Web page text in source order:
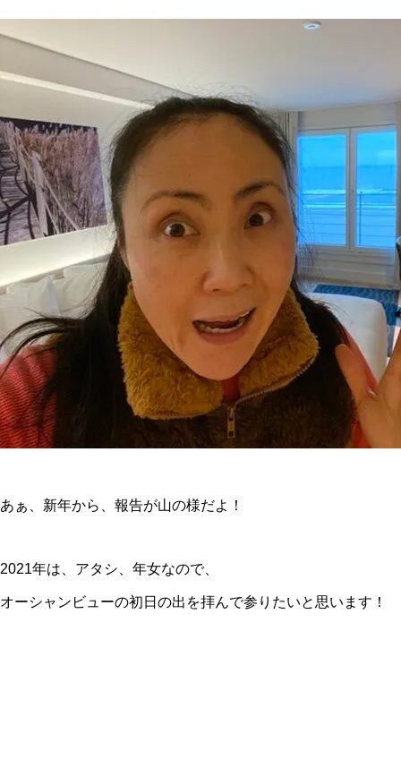
あぁ、新年から、報告が山の様だよ！
2021年は、アタシ、年女なので、
オーシャンビューの初日の出を拝んで参りたいと思います！